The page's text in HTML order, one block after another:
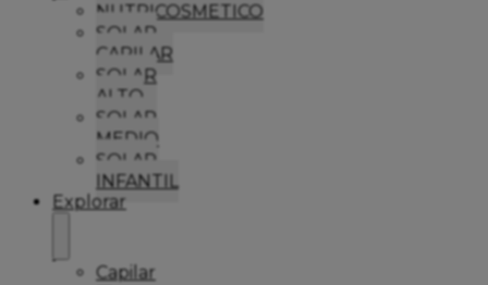
NUTRICOSMETICO
SOLAR
CAPILAR
SOLAR
ALTO
SOLAR
MEDIO
SOLAR
INFANTIL
Explorar
Capilar